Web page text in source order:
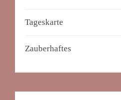
Tageskarte
Zauberhaftes